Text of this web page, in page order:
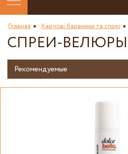
Главная Харчові барвники та спреї
СПРЕИ-ВЕЛЮРЫ